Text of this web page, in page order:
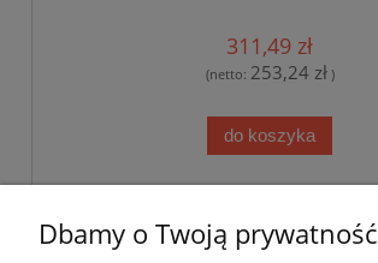
311,49 zł
(netto: 253,24 zł)
do koszyka
« 1 ... 7 8 9 10 11
Dbamy o Twoją prywatność